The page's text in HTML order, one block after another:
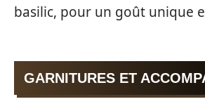
basilic, pour un goût unique
GARNITURES ET